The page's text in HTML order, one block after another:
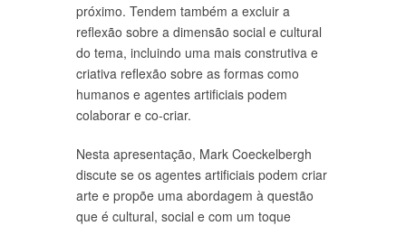
próximo. Tendem também a excluir a
reflexão sobre a dimensão social e cultural
do tema, incluindo uma mais construtiva e
criativa reflexão sobre as formas como
humanos e agentes artificiais podem
colaborar e co-criar.
Nesta apresentação, Mark Coeckelbergh
discute se os agentes artificiais podem criar
arte e propõe uma abordagem à questão
que é cultural, social e com um toque